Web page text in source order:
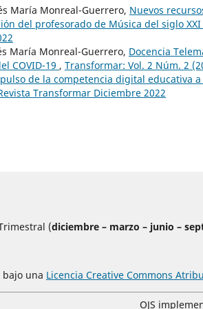
María Monreal-Guerrero, Nuevos
del profesorado de Música del siglo XXI
María Monreal-Guerrero, Docencia
COVID-19 , Transformar: Vol. 2 Núm. 2
de la competencia digital educativa
Transformar Diciembre 2022
(diciembre – marzo – junio –
bajo una Licencia Creative Commons
OJS